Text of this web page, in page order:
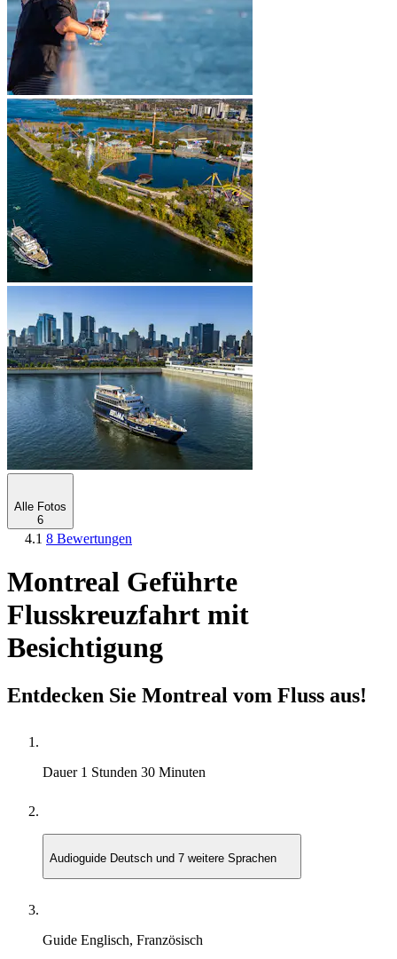
Alle Fotos
6
4.1 8 Bewertungen
Montreal Geführte
Flusskreuzfahrt mit
Besichtigung
Entdecken Sie Montreal vom Fluss aus!
Dauer 1 Stunden 30 Minuten
Audioguide Deutsch und 7 weitere Sprachen
Guide Englisch, Französisch